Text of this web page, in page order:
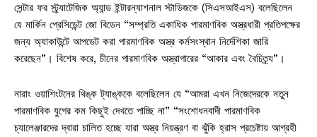
সেন্টার ফর স্ট্র্যাটেজিক অ্যান্ড ইন্টারন্যাশনাল স্টাডিজকে (সিএসআইএস) বলেছিলেন
যে মার্কিন প্রেসিডেন্ট জো বিডেন “সম্প্রতি একাধিক পারমাণবিক অস্ত্রধারী প্রতিপক্ষের
জন্য অ্যাকাউন্টে আপডেট করা পারমাণবিক অস্ত্র কর্মসংস্থান নির্দেশিকা জারি
করেছেন”। বিশেষ করে, চীনের পারমাণবিক অস্ত্রাগারের “আকার এবং বৈচিত্র্য”।
নারাং ওয়াশিংটনের থিঙ্ক ট্যাঙ্ককে বলেছিলেন যে “আমরা এখন নিজেদেরকে নতুন
পারমাণবিক যুগের কম কিছুই দেখতে পাচ্ছি না” “সংশোধনবাদী পারমাণবিক
চ্যালেঞ্জারদের দ্বারা চালিত হচ্ছে যারা অস্ত্র নিয়ন্ত্রণ বা ঝুঁকি হ্রাস প্রচেষ্টায় আগ্রহী